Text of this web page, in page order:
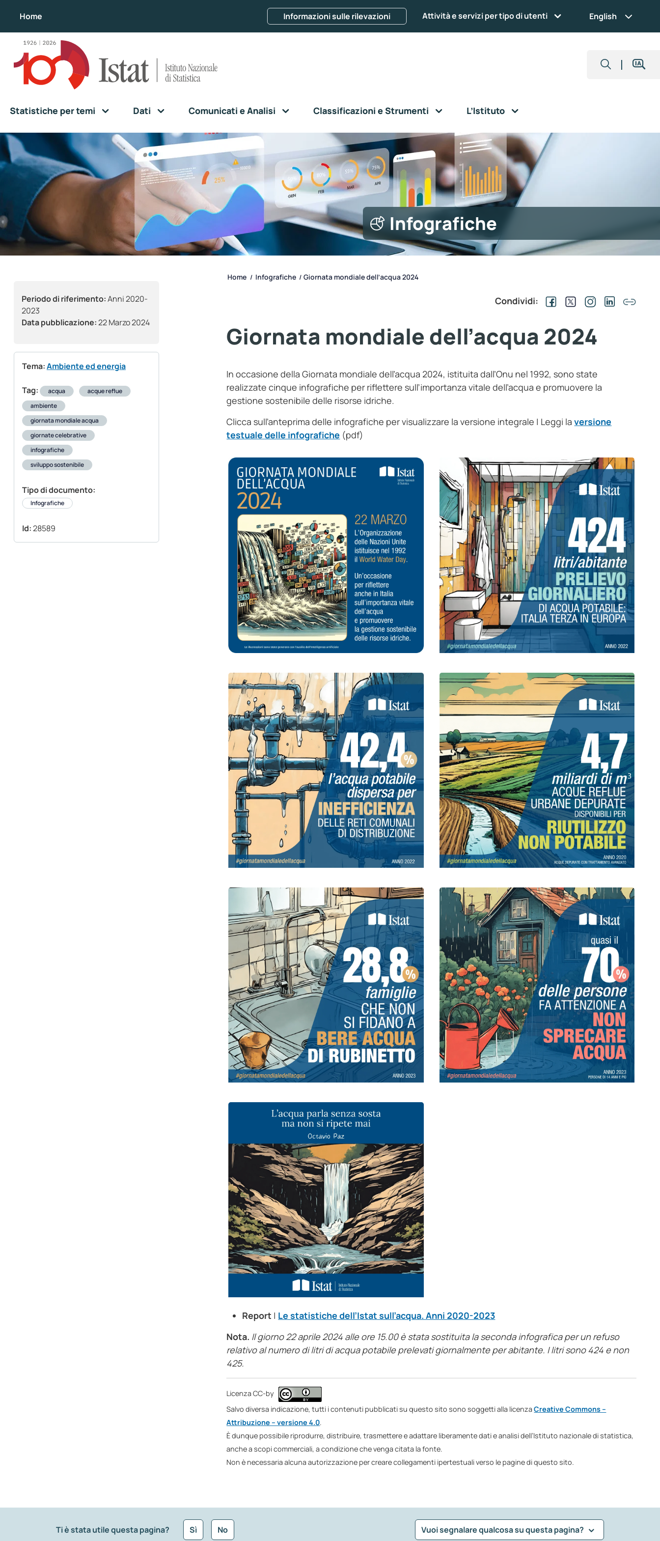
Home Informazioni sulle rilevazioni Attività e servizi per tipo di utenti English
Statistiche per temi Dati Comunicati e Analisi Classificazioni e Strumenti L’Istituto
Infografiche
Periodo di riferimento:Anni 2020-
2023
Data pubblicazione:22 Marzo 2024
Tema:Ambiente ed energia
Tag: acqua
acque reflue
ambiente
giornata mondiale acqua
giornate celebrative
infografiche
sviluppo sostenibile
Tipo di documento:
Infografiche
Id:28589
Home / Infografiche / Giornata mondiale dell’acqua 2024
Condividi:
Giornata mondiale dell’acqua 2024
In occasione della Giornata mondiale dell’acqua 2024, istituita dall’Onu nel 1992, sono state
realizzate cinque infografiche per riflettere sull’importanza vitale dell’acqua e promuovere la
gestione sostenibile delle risorse idriche.
Clicca sull’anteprima delle infografiche per visualizzare la versione integrale | Leggi laversione
testuale delle infografiche (pdf)
Report | Le statistiche dell’Istat sull’acqua. Anni 2020-2023
Nota. Il giorno 22 aprile 2024 alle ore 15.00 è stata sostituita la seconda infografica per un refuso
relativo al numero di litri di acqua potabile prelevati giornalmente per abitante. I litri sono 424 e non
425.
Licenza CC-by
Salvo diversa indicazione, tutti i contenuti pubblicati su questo sito sono soggetti alla licenzaCreative Commons –
Attribuzione – versione 4.0.
È dunque possibile riprodurre, distribuire, trasmettere e adattare liberamente dati e analisi dell’Istituto nazionale di statistica,
anche a scopi commerciali, a condizione che venga citata la fonte.
Non è necessaria alcuna autorizzazione per creare collegamenti ipertestuali verso le pagine di questo sito.
Ti è stata utile questa pagina? Sì No Vuoi segnalare qualcosa su questa pagina?